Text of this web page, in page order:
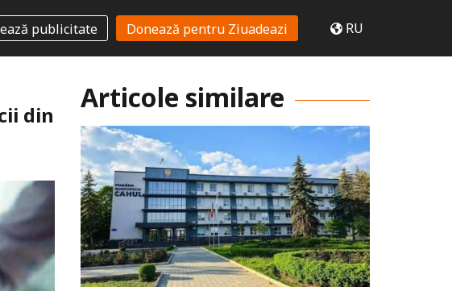
publicitate Donează pentru Ziuadeazi RU
din
Articole similare